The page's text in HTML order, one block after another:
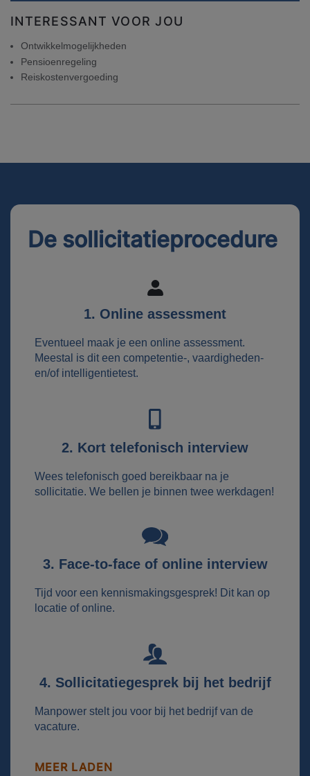
INTERESSANT VOOR JOU
Ontwikkelmogelijkheden
Pensioenregeling
Reiskostenvergoeding
De sollicitatieprocedure
1. Online assessment
Eventueel maak je een online assessment.
Meestal is dit een competentie-, vaardigheden-
en/of intelligentietest.
2. Kort telefonisch interview
Wees telefonisch goed bereikbaar na je
sollicitatie. We bellen je binnen twee werkdagen!
3. Face-to-face of online interview
Tijd voor een kennismakingsgesprek! Dit kan op
locatie of online.
4. Sollicitatiegesprek bij het bedrijf
Manpower stelt jou voor bij het bedrijf van de
vacature.
MEER LADEN